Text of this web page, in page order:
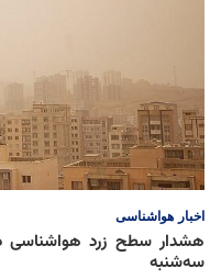
اخبار هواشناسی
هشدار سطح زرد هواشناسی
سه‌شنبه